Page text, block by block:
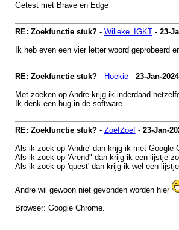
Getest met Brave en Edge
RE: Zoekfunctie stuk?- Willeke_IGKT- 23-
Ik heb even een vier letter woord
RE: Zoekfunctie stuk?- Hoekie- 23-Jan-2024
Met zoeken op Andre krijg ik inderdaad
Ik denk een bug in de software.
RE: Zoekfunctie stuk?- ZoefZoef- 23-Jan-
Als ik zoek op 'Andre' dan krijg ik met Google
Als ik zoek op 'Arend" dan krijg ik een lijstje
Als ik zoek op 'quest' dan krijg ik wel een
Andre wil gewoon niet gevonden worden hier
Browser: Google Chrome.